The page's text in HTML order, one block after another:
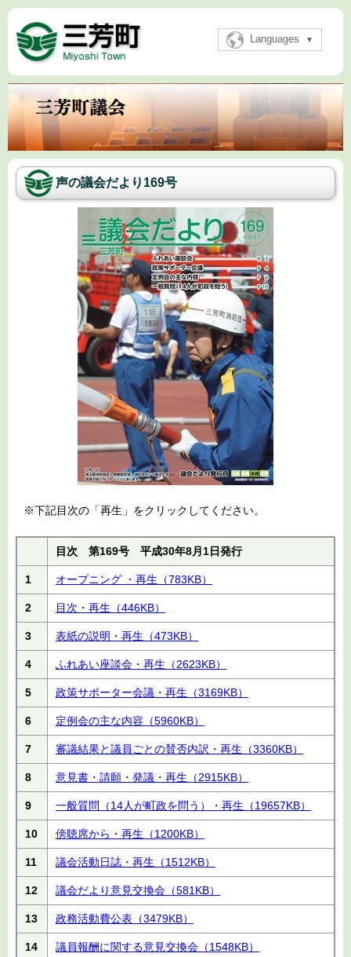
Languages
声の議会だより169号
※下記目次の「再生」をクリックしてください。
目次 第169号 平成30年8月1日発行
1 オープニング ・再生 （783KB）
2 目次・再生 （446KB）
3 表紙の説明・再生 （473KB）
4 ふれあい座談会・再生 （2623KB）
5 政策サポーター会議・再生 （3169KB）
6 定例会の主な内容 （5960KB）
7 審議結果と議員ごとの賛否内訳・再生 （3360KB）
8 意見書・請願・発議・再生 （2915KB）
9 一般質問（14人が町政を問う）・再生 （19657KB）
10 傍聴席から・再生 （1200KB）
11 議会活動日誌・再生 （1512KB）
12 議会だより意見交換会 （581KB）
13 政務活動費公表 （3479KB）
14 議員報酬に関する意見交換会 （1548KB）